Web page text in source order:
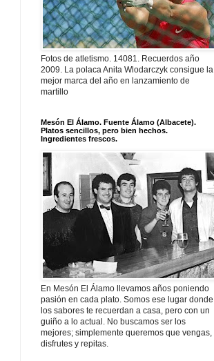
Fotos de atletismo. 14081. Recuerdos año
2009. La polaca Anita Wlodarczyk consigue la
mejor marca del año en lanzamiento de
martillo
Mesón El Álamo. Fuente Álamo (Albacete).
Platos sencillos, pero bien hechos.
Ingredientes frescos.
En Mesón El Álamo llevamos años poniendo
pasión en cada plato. Somos ese lugar donde
los sabores te recuerdan a casa, pero con un
guiño a lo actual. No buscamos ser los
mejores; simplemente queremos que vengas,
disfrutes y repitas.